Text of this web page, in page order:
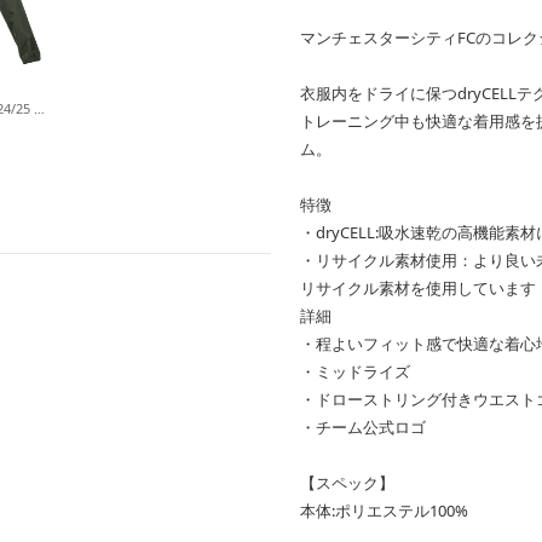
マンチェスターシティFCのコレ
衣服内をドライに保つdryCELL
トレーニング中も快適な着用感
ム。
特徴
・dryCELL:吸水速乾の高機能素
・リサイクル素材使用：より良
リサイクル素材を使用しています
詳細
・程よいフィット感で快適な着
・ミッドライズ
・ドローストリング付きウエスト
・チーム公式ロゴ
【スペック】
本体:ポリエステル100%